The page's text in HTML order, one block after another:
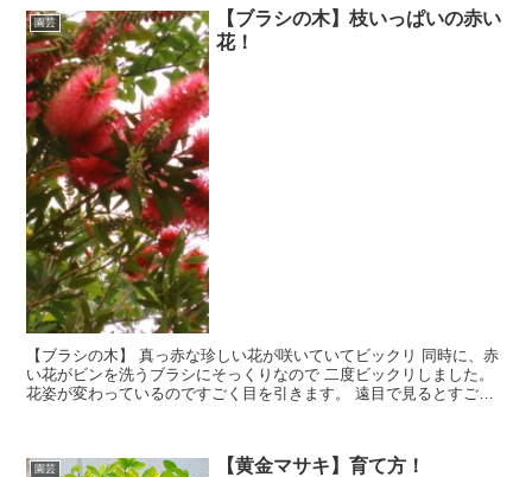
園芸
【ブラシの木】枝いっぱいの赤い
花！
【ブラシの木】 真っ赤な珍しい花が咲いていてビックリ 同時に、赤
い花がビンを洗うブラシにそっくりなので 二度ビックリしました。
花姿が変わっているのですごく目を引きます。 遠目で見るとすごく
す。 花姿が変わっているのですごく目を引きます。
園芸 【黄金マサキ】育て方！